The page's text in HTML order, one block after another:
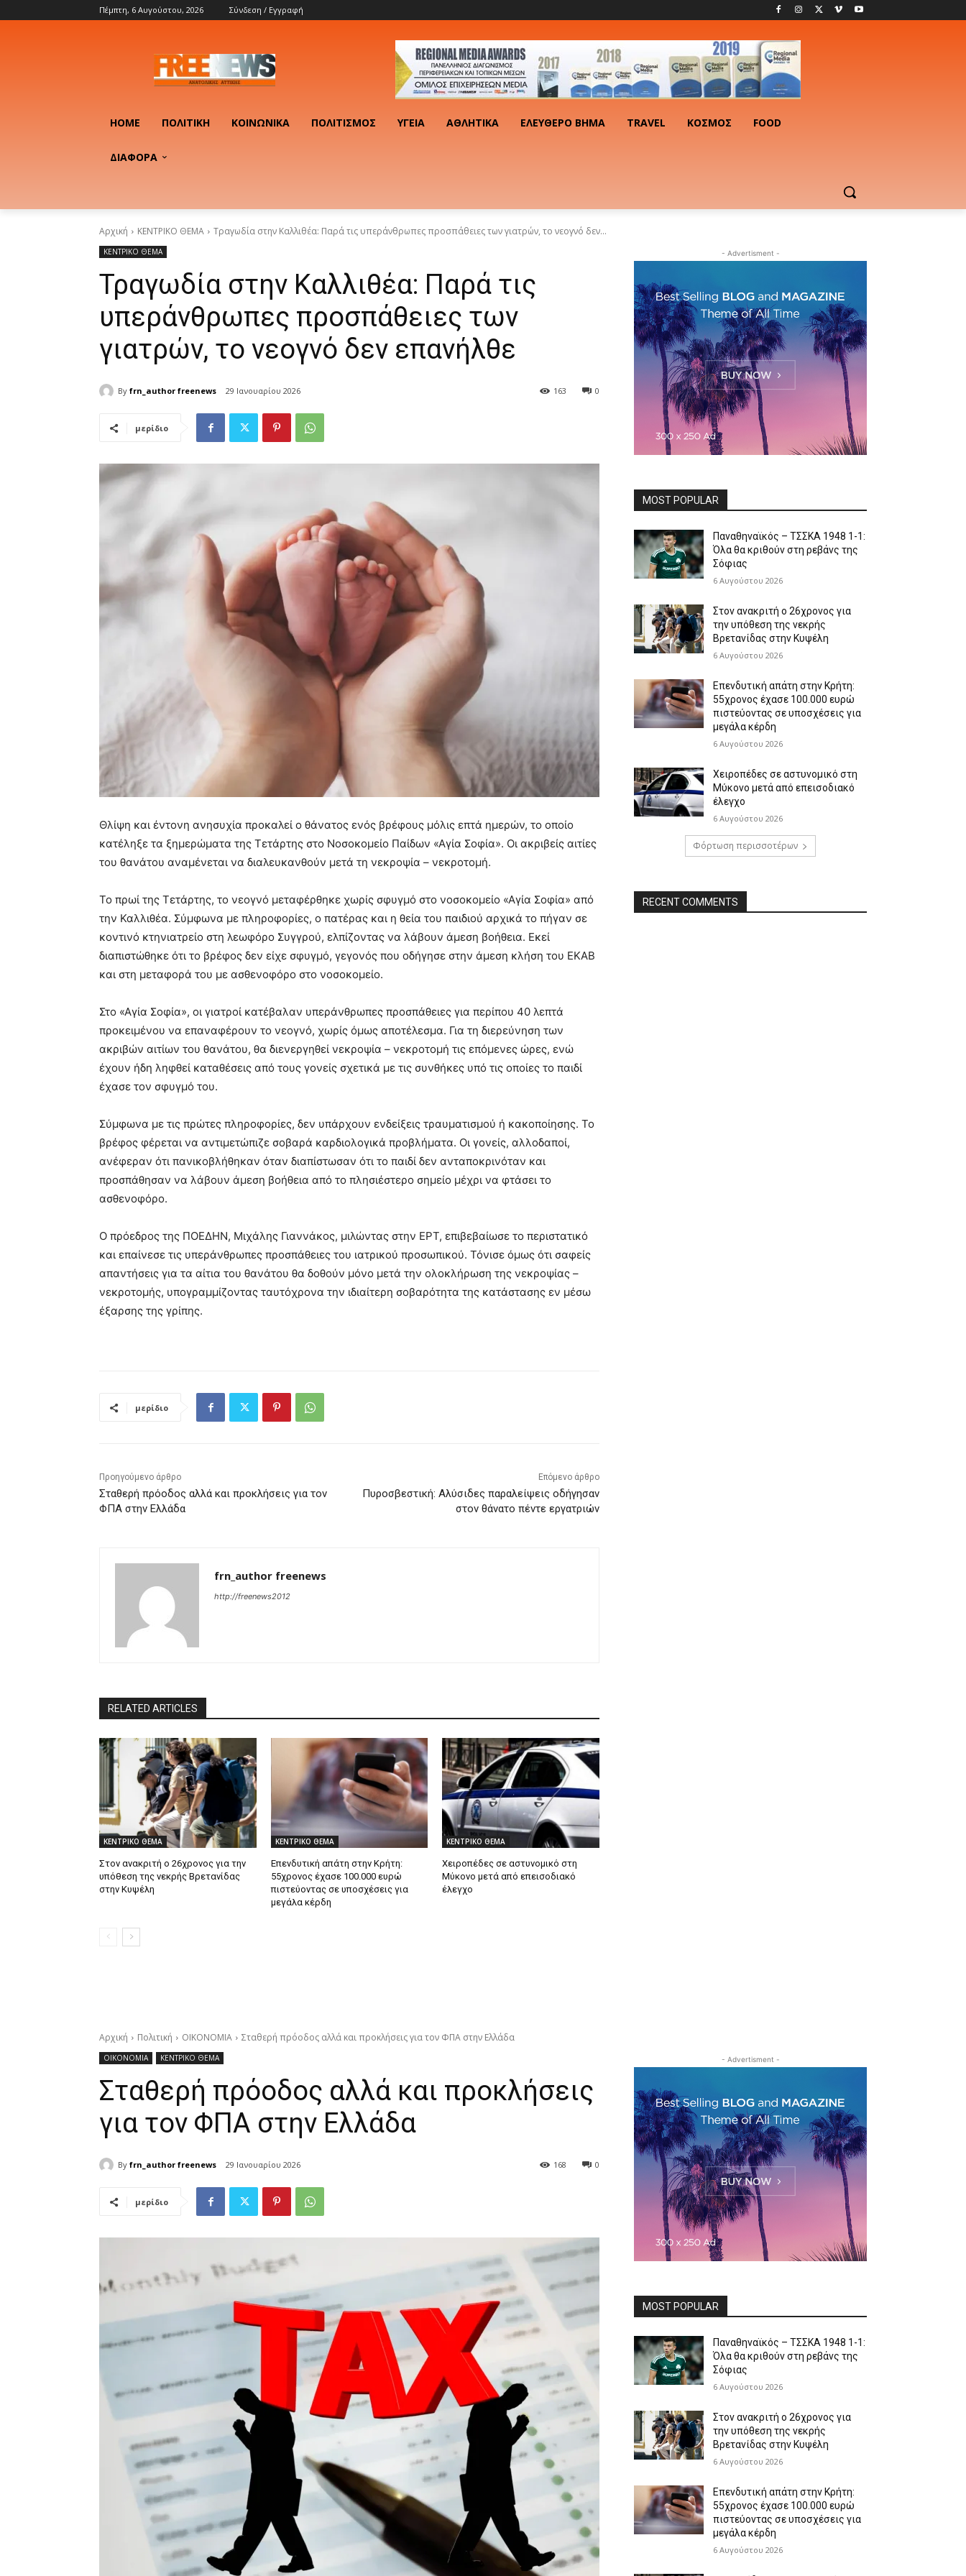
Πέμπτη, 6 Αυγούστου, 2026 Σύνδεση / Εγγραφή
HOME ΠΟΛΙΤΙΚΉ ΚΟΙΝΩΝΙΚΆ ΠΟΛΙΤΙΣΜΌΣ ΥΓΕΊΑ ΑΘΛΗΤΙΚΆ ΕΛΕΎΘΕΡΟ ΒΉΜΑ TRAVEL ΚΟΣΜΟΣ FOOD
ΔΙΑΦΟΡΑ
Αρχική ΚΕΝΤΡΙΚΟ ΘΕΜΑ Τραγωδία στην Καλλιθέα: Παρά τις υπεράνθρωπες προσπάθειες των γιατρών, το νεογνό δεν...
ΚΕΝΤΡΙΚΟ ΘΕΜΑ
Τραγωδία στην Καλλιθέα: Παρά τις
υπεράνθρωπες προσπάθειες των
γιατρών, το νεογνό δεν επανήλθε
By frn_author freenews 29 Ιανουαρίου 2026 0
163
μερίδιο
Θλίψη και έντονη ανησυχία προκαλεί ο θάνατος ενός βρέφους μόλις επτά ημερών, το οποίο
κατέληξε τα ξημερώματα της Τετάρτης στο Νοσοκομείο Παίδων «Αγία Σοφία». Οι ακριβείς αιτίες
του θανάτου αναμένεται να διαλευκανθούν μετά τη νεκροψία – νεκροτομή.
Το πρωί της Τετάρτης, το νεογνό μεταφέρθηκε χωρίς σφυγμό στο νοσοκομείο «Αγία Σοφία» από
την Καλλιθέα. Σύμφωνα με πληροφορίες, ο πατέρας και η θεία του παιδιού αρχικά το πήγαν σε
κοντινό κτηνιατρείο στη λεωφόρο Συγγρού, ελπίζοντας να λάβουν άμεση βοήθεια. Εκεί
διαπιστώθηκε ότι το βρέφος δεν είχε σφυγμό, γεγονός που οδήγησε στην άμεση κλήση του ΕΚΑΒ
και στη μεταφορά του με ασθενοφόρο στο νοσοκομείο.
Στο «Αγία Σοφία», οι γιατροί κατέβαλαν υπεράνθρωπες προσπάθειες για περίπου 40 λεπτά
προκειμένου να επαναφέρουν το νεογνό, χωρίς όμως αποτέλεσμα. Για τη διερεύνηση των
ακριβών αιτίων του θανάτου, θα διενεργηθεί νεκροψία – νεκροτομή τις επόμενες ώρες, ενώ
έχουν ήδη ληφθεί καταθέσεις από τους γονείς σχετικά με τις συνθήκες υπό τις οποίες το παιδί
έχασε τον σφυγμό του.
Σύμφωνα με τις πρώτες πληροφορίες, δεν υπάρχουν ενδείξεις τραυματισμού ή κακοποίησης. Το
βρέφος φέρεται να αντιμετώπιζε σοβαρά καρδιολογικά προβλήματα. Οι γονείς, αλλοδαποί,
ανέφεραν ότι πανικοβλήθηκαν όταν διαπίστωσαν ότι το παιδί δεν ανταποκρινόταν και
προσπάθησαν να λάβουν άμεση βοήθεια από το πλησιέστερο σημείο μέχρι να φτάσει το
ασθενοφόρο.
Ο πρόεδρος της ΠΟΕΔΗΝ, Μιχάλης Γιαννάκος, μιλώντας στην ΕΡΤ, επιβεβαίωσε το περιστατικό
και επαίνεσε τις υπεράνθρωπες προσπάθειες του ιατρικού προσωπικού. Τόνισε όμως ότι σαφείς
απαντήσεις για τα αίτια του θανάτου θα δοθούν μόνο μετά την ολοκλήρωση της νεκροψίας –
νεκροτομής, υπογραμμίζοντας ταυτόχρονα την ιδιαίτερη σοβαρότητα της κατάστασης εν μέσω
έξαρσης της γρίπης.
μερίδιο
Προηγούμενο άρθρο
Σταθερή πρόοδος αλλά και προκλήσεις για τον
ΦΠΑ στην Ελλάδα
Επόμενο άρθρο
Πυροσβεστική: Αλύσιδες παραλείψεις οδήγησαν
στον θάνατο πέντε εργατριών
frn_author freenews
http://freenews2012
RELATED ARTICLES
ΚΕΝΤΡΙΚΟ ΘΕΜΑ
Στον ανακριτή ο 26χρονος για την
υπόθεση της νεκρής Βρετανίδας
στην Κυψέλη
ΚΕΝΤΡΙΚΟ ΘΕΜΑ
Επενδυτική απάτη στην Κρήτη:
55χρονος έχασε 100.000 ευρώ
πιστεύοντας σε υποσχέσεις για
μεγάλα κέρδη
ΚΕΝΤΡΙΚΟ ΘΕΜΑ
Χειροπέδες σε αστυνομικό στη
Μύκονο μετά από επεισοδιακό
έλεγχο
- Advertisment -
MOST POPULAR
Παναθηναϊκός – ΤΣΣΚΑ 1948 1-1:
Όλα θα κριθούν στη ρεβάνς της
Σόφιας
6 Αυγούστου 2026
Στον ανακριτή ο 26χρονος για
την υπόθεση της νεκρής
Βρετανίδας στην Κυψέλη
6 Αυγούστου 2026
Επενδυτική απάτη στην Κρήτη:
55χρονος έχασε 100.000 ευρώ
πιστεύοντας σε υποσχέσεις για
μεγάλα κέρδη
6 Αυγούστου 2026
Χειροπέδες σε αστυνομικό στη
Μύκονο μετά από επεισοδιακό
έλεγχο
6 Αυγούστου 2026
Φόρτωση περισσοτέρων
RECENT COMMENTS